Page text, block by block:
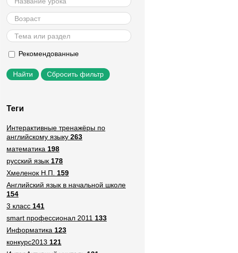
Рекомендованные
Сбросить фильтр
Теги
Интерактивные тренажёры по
английскому языку 263
математика 198
русский язык 178
Хмеленок Н.П.
159
Английский язык в начальной школе
154
3 класс 141
smart профессионал 2011 133
Информатика 123
конкурс2013 121